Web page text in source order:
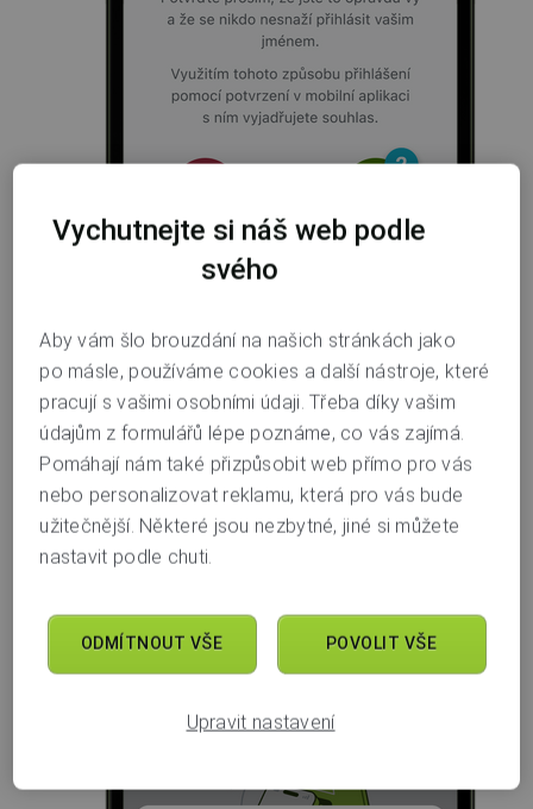
Potvrďte přihlášení v aplikaciotiskem prstu,
obličejem nebo heslem do aplikace(3).
Vychutnejte si náš web podle
svého
Aby vám šlo brouzdání na našich stránkách jako
po másle, používáme cookies a další nástroje, které
pracují s vašimi osobními údaji. Třeba díky vašim
údajům z formulářů lépe poznáme, co vás zajímá.
Pomáhají nám také přizpůsobit web přímo pro vás
nebo personalizovat reklamu, která pro vás bude
užitečnější. Některé jsou nezbytné, jiné si můžete
nastavit podle chuti.
ODMÍTNOUT VŠE POVOLIT VŠE
Upravit nastavení